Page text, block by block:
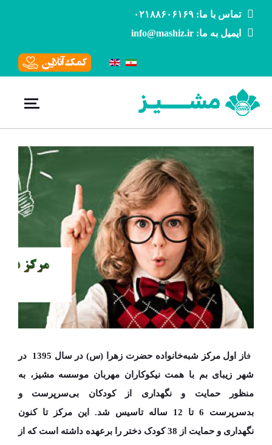
تماس با ما: ۰۲۱۸۸۶۰۶۱۶۹
ایمیل به ما: info@mashiz.ir
فاز اول مرکز شبه‌خانواده حضرت زهرا (س) در سال
در
شهر زیبای بم با همت نیکوکاران مهربان موسسه مشیز، به­‌
منظور حمایت و نگهداری از کودکان بی­‌سرپرست و
بدسرپرست
6 تا 12 ساله تاسیس شد. ا ین مرکز تا کنون
نگهداری و حمایت از 38 کودک دختر را برعهده داشته است که از